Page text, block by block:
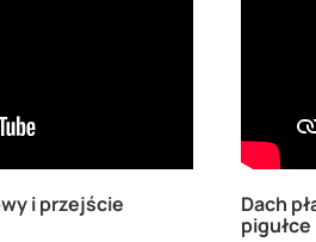
i przejście
Dach
pigułce